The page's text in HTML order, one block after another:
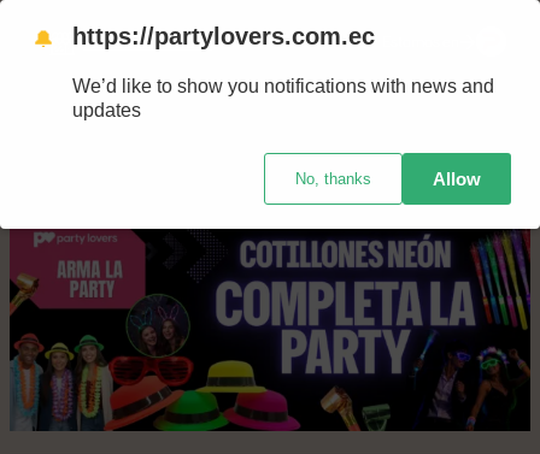
Saltar
contenido
Nuestras tiendas
🔔 https://partylovers.com.ec
We’d like to show you notifications with news and
updates
No, thanks Allow